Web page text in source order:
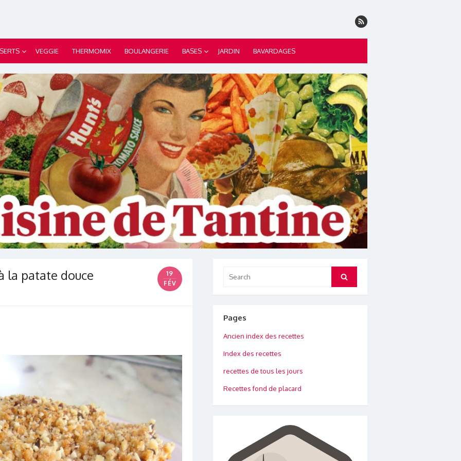
VEGGIE THERMOMIX BOULANGERIE BASES JARDIN BAVARDAGES
la patate douce
19
FÉV
for:
Search
Pages
Ancien index des recettes
Index des recettes
recettes de tous les jours
Recettes fond de placard